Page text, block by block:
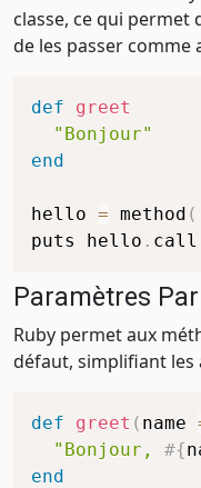
classe, ce qui permet
de les passer comme
def
greet
"Bonjour"
end
hello = method (
puts hello .
Paramètres
Ruby permet aux
défaut, simplifiant les
def greet ( name
"Bonjour, #{
end